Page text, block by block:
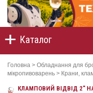
Каталог
Головна > Обладнання для
мікропивоварень > Крани,
КЛАМПОВИЙ ВІДВІД 2"